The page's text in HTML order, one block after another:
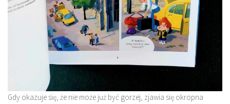
Gdy okazuje się, że nie może już być gorzej, zjawia się okropna